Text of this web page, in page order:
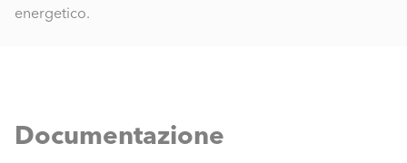
energetico.
Documentazione